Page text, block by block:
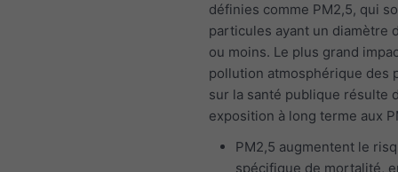
définies comme PM2,5, qui
particules ayant un diamètre
ou moins. Le plus grand
pollution atmosphérique des
sur la santé publique résulte
exposition à long terme aux
PM2,5 augmentent le
spécifique de mortalité,